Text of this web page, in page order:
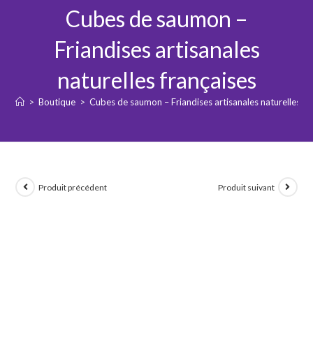
Cubes de saumon –
Friandises artisanales
naturelles françaises
> Boutique > Cubes de saumon – Friandises artisanales naturelles
Produit précédent Produit suivant